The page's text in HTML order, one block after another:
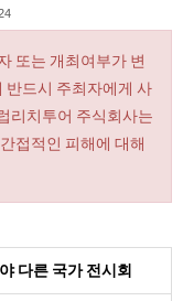
또는 개최여부가 변
반드시 주최자에게 사
리치투어 주식회사는
접적인 피해에 대해
다른 국가 전시회